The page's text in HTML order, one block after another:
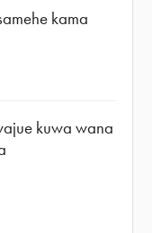
kama
kuwa wana